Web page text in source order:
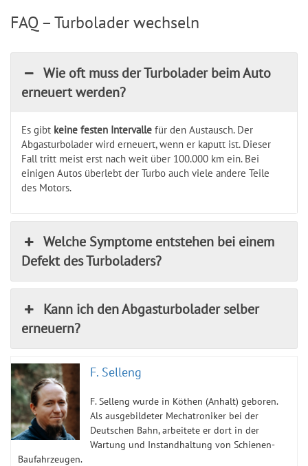
FAQ – Turbolader wechseln
Wie oft muss der Turbolader beim Auto
erneuert werden?
Es gibt keine festen Intervalle für den Austausch. Der
Abgasturbolader wird erneuert, wenn er kaputt ist. Dieser
Fall tritt meist erst nach weit über 100.000 km ein. Bei
einigen Autos überlebt der Turbo auch viele andere Teile
des Motors.
Welche Symptome entstehen bei einem
Defekt des Turboladers?
Kann ich den Abgasturbolader selber
erneuern?
F. Selleng
F. Selleng wurde in Köthen (Anhalt) geboren.
Als ausgebildeter Mechatroniker bei der
Deutschen Bahn, arbeitete er dort in der
Wartung und Instandhaltung von Schienen-
Baufahrzeugen.